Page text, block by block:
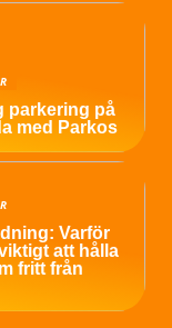
parkering på
med Parkos
Varför
att hålla
fritt från